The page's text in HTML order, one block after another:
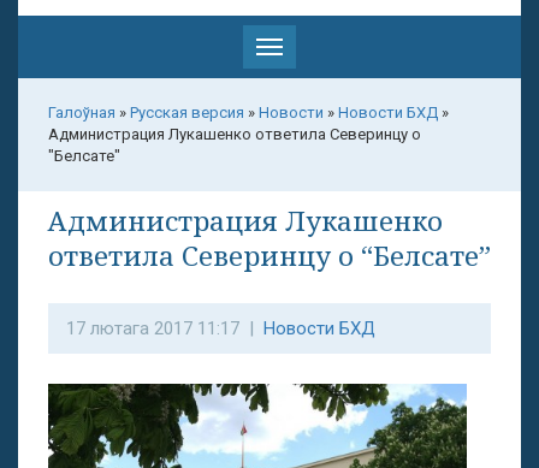
Паказаць
меню
Галоўная » Русская версия » Новости » Новости БХД »
Администрация Лукашенко ответила Северинцу о
"Белсате"
Администрация Лукашенко
ответила Северинцу о “Белсате”
17 лютага 2017 11:17 | Новости БХД